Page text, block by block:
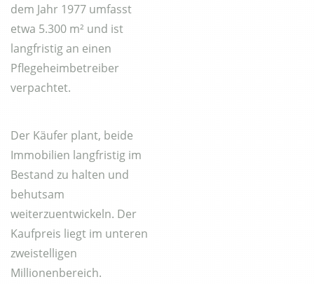
dem Jahr 1977 umfasst
etwa 5.300 m² und ist
langfristig an einen
Pflegeheimbetreiber
verpachtet.
Der Käufer plant, beide
Immobilien langfristig im
Bestand zu halten und
behutsam
weiterzuentwickeln. Der
Kaufpreis liegt im unteren
zweistelligen
Millionenbereich.